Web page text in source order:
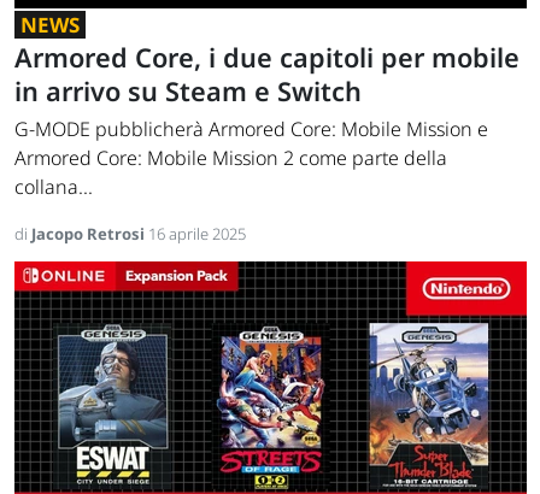
NEWS
Armored Core, i due capitoli per mobile
in arrivo su Steam e Switch
G-MODE pubblicherà Armored Core: Mobile Mission e
Armored Core: Mobile Mission 2 come parte della
collana...
di Jacopo Retrosi 16 aprile 2025